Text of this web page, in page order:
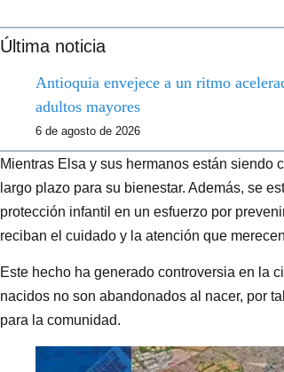
Última noticia
Antioquia envejece a un ritmo
adultos mayores
6 de agosto de 2026
Mientras Elsa y sus hermanos están siendo
largo plazo para su bienestar. Además, se
protección infantil en un esfuerzo por
reciban el cuidado y la atención que
Este hecho ha generado controversia en la
nacidos no son abandonados al nacer, por
para la comunidad.